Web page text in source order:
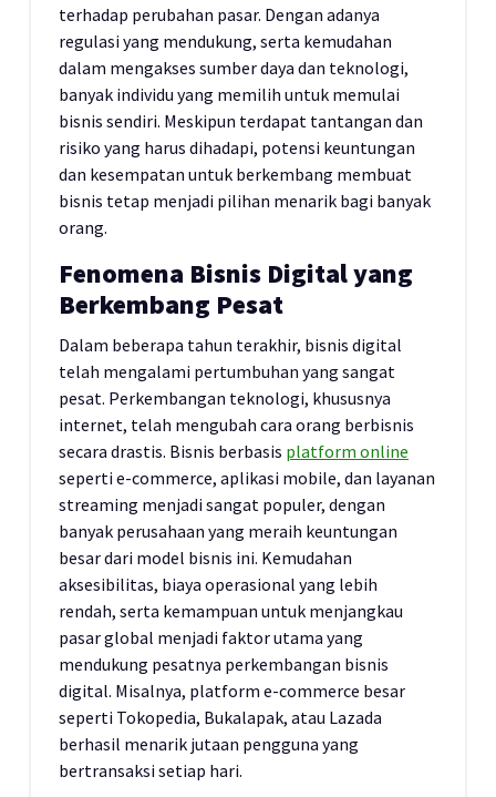
terhadap perubahan pasar. Dengan adanya
regulasi yang mendukung, serta kemudahan
dalam mengakses sumber daya dan teknologi,
banyak individu yang memilih untuk memulai
bisnis sendiri. Meskipun terdapat tantangan dan
risiko yang harus dihadapi, potensi keuntungan
dan kesempatan untuk berkembang membuat
bisnis tetap menjadi pilihan menarik bagi banyak
orang.
Fenomena Bisnis Digital yang
Berkembang Pesat
Dalam beberapa tahun terakhir, bisnis digital
telah mengalami pertumbuhan yang sangat
pesat. Perkembangan teknologi, khususnya
internet, telah mengubah cara orang berbisnis
secara drastis. Bisnis berbasis platform online
seperti e-commerce, aplikasi mobile, dan layanan
streaming menjadi sangat populer, dengan
banyak perusahaan yang meraih keuntungan
besar dari model bisnis ini. Kemudahan
aksesibilitas, biaya operasional yang lebih
rendah, serta kemampuan untuk menjangkau
pasar global menjadi faktor utama yang
mendukung pesatnya perkembangan bisnis
digital. Misalnya, platform e-commerce besar
seperti Tokopedia, Bukalapak, atau Lazada
berhasil menarik jutaan pengguna yang
bertransaksi setiap hari.